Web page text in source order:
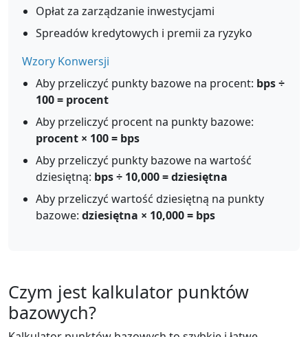
Opłat za zarządzanie inwestycjami
Spreadów kredytowych i premii za ryzyko
Wzory Konwersji
Aby przeliczyć punkty bazowe na procent: bps ÷
100 = procent
Aby przeliczyć procent na punkty bazowe:
procent × 100 = bps
Aby przeliczyć punkty bazowe na wartość
dziesiętną: bps ÷ 10,000 = dziesiętna
Aby przeliczyć wartość dziesiętną na punkty
bazowe: dziesiętna × 10,000 = bps
Czym jest kalkulator punktów
bazowych?